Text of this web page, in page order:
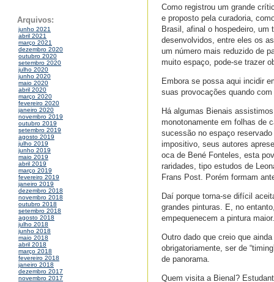
Arquivos:
junho 2021
abril 2021
março 2021
dezembro 2020
outubro 2020
setembro 2020
julho 2020
junho 2020
maio 2020
abril 2020
março 2020
fevereiro 2020
janeiro 2020
novembro 2019
outubro 2019
setembro 2019
agosto 2019
julho 2019
junho 2019
maio 2019
abril 2019
março 2019
fevereiro 2019
janeiro 2019
dezembro 2018
novembro 2018
outubro 2018
setembro 2018
agosto 2018
julho 2018
junho 2018
maio 2018
abril 2018
março 2018
fevereiro 2018
janeiro 2018
dezembro 2017
novembro 2017
Como registrou um grande
e proposto pela curadoria,
Brasil, afinal o hospedeiro, um
desenvolvidos, entre eles os
um número mais reduzido de
muito espaço, pode-se trazer
Embora se possa aqui incidir
suas provocações quando
Há algumas Bienais
monotonamente em folhas de
sucessão no espaço
impositivo, seus autores
oca de Bené Fonteles, esta
raridades, tipo estudos de
Frans Post. Porém formam
Daí porque torna-se difícil
grandes pinturas. E, no
empequenecem a pintura maior.
Outro dado que creio que
obrigatoriamente, ser de
de panorama.
Quem visita a Bienal?